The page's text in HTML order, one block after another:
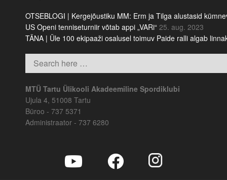
OTSEBLOGI | Kergejõustiku MM: Erm ja Tilga alustasid
US Openi tenniseturniir võtab appi „VARi“ 25. aug. 2023
TÄNA | Üle 100 ekipaaži osalusel toimuv Paide ralli algab
MTÜ Tartu Ülikooli Akadeemiline Spordiklubi
Ujula 4, 51008 Tartu
Büroo - 737 5371
Administraator - 737 6280